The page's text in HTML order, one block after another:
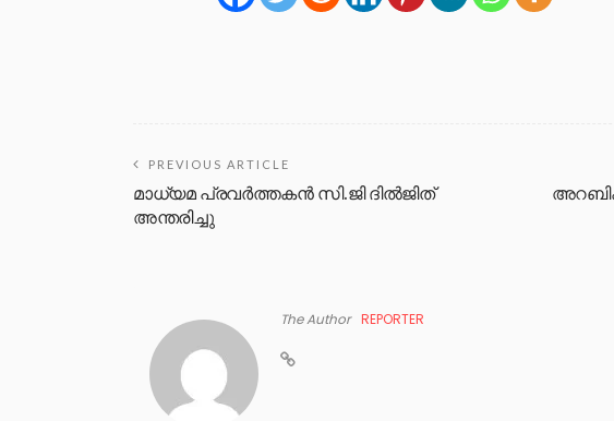
PREVIOUS ARTICLE
മാധ്യമ പ്രവർത്തകന്‍ സി.ജി ദിൽജിത്
അന്തരിച്ചു
The Author REPORTER